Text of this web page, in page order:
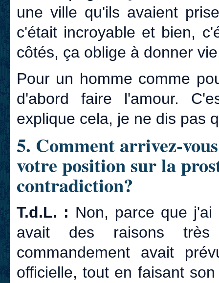
une ville qu'ils avaient
c'était incroyable et bien,
côtés, ça oblige à donner
Pour un homme comme
d'abord faire l'amour.
explique cela, je ne dis pas
5. Comment arrivez-
votre position sur la
contradiction?
T.d.L. : Non, parce que
avait des raisons
commandement avait
officielle, tout en faisant